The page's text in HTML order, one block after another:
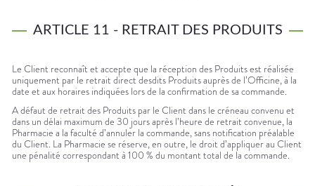
ARTICLE 11 - RETRAIT DES PRODUITS
Le Client reconnaît et accepte que la réception des Produits est réalisée
uniquement par le retrait direct desdits Produits auprès de l’Officine, à la
date et aux horaires indiquées lors de la confirmation de sa commande.
A défaut de retrait des Produits par le Client dans le créneau convenu et
dans un délai maximum de 30 jours après l’heure de retrait convenue, la
Pharmacie a la faculté d’annuler la commande, sans notification préalable
du Client. La Pharmacie se réserve, en outre, le droit d’appliquer au Client
une pénalité correspondant à 100 % du montant total de la commande.